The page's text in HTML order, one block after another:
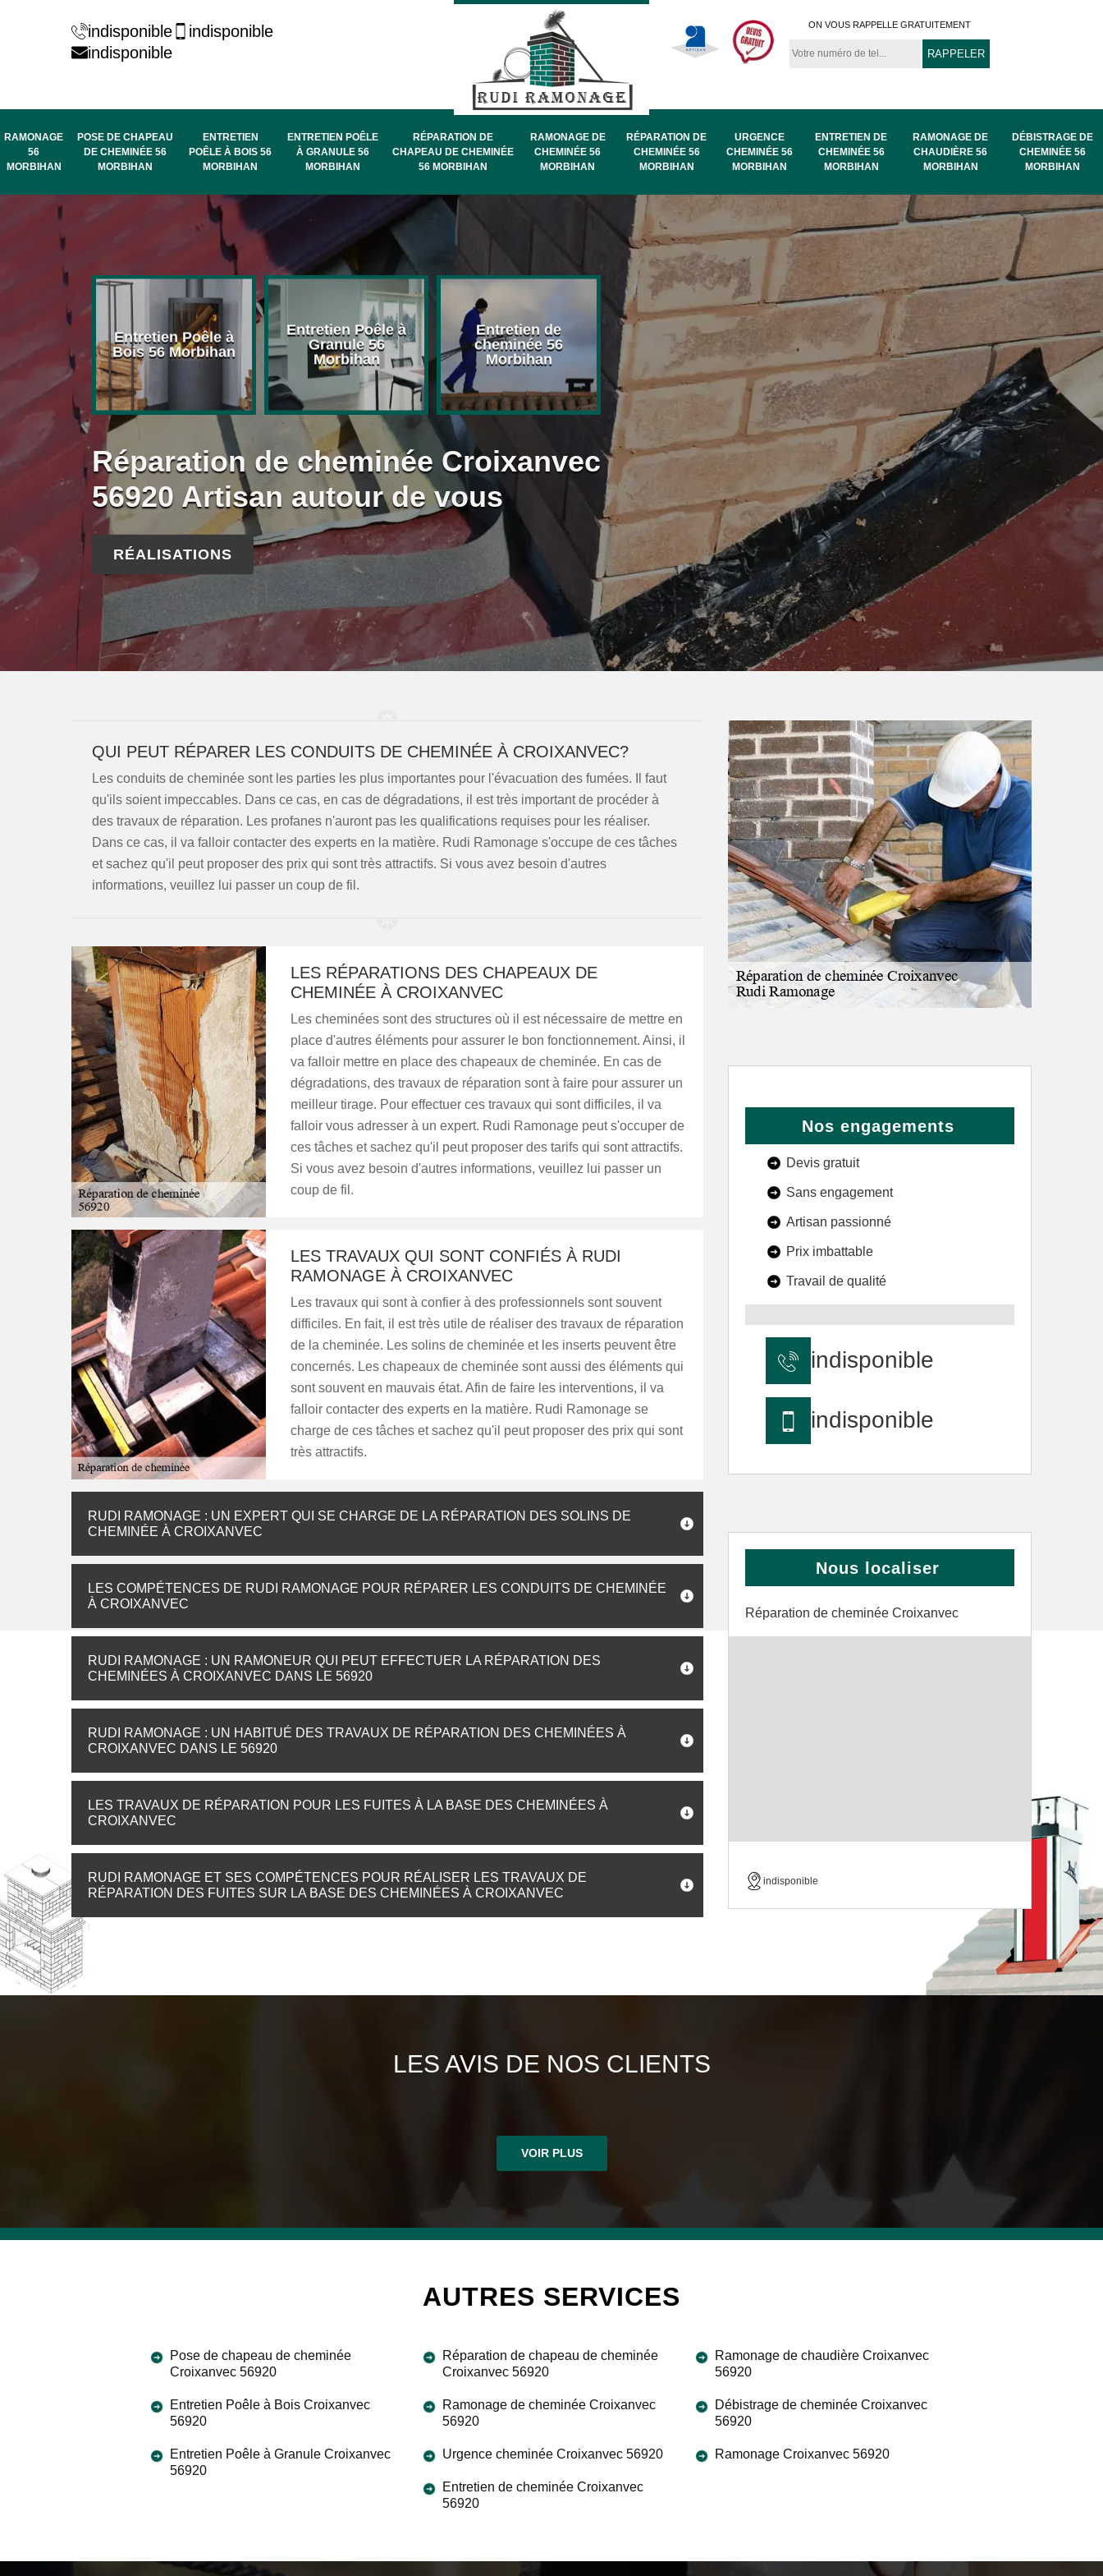
indisponible
indisponible
indisponible
ON VOUS RAPPELLE GRATUITEMENT
RAMONAGE
56
MORBIHAN
POSE DE CHAPEAU
DE CHEMINÉE 56
MORBIHAN
ENTRETIEN
POÊLE À BOIS 56
MORBIHAN
ENTRETIEN POÊLE
À GRANULE 56
MORBIHAN
RÉPARATION DE
CHAPEAU DE CHEMINÉE
56 MORBIHAN
RAMONAGE DE
CHEMINÉE 56
MORBIHAN
RÉPARATION DE
CHEMINÉE 56
MORBIHAN
URGENCE
CHEMINÉE 56
MORBIHAN
ENTRETIEN DE
CHEMINÉE 56
MORBIHAN
RAMONAGE DE
CHAUDIÈRE 56
MORBIHAN
DÉBISTRAGE DE
CHEMINÉE 56
MORBIHAN
Entretien Poêle à
Bois 56 Morbihan
Entretien Poêle à
Granule 56
Morbihan
Entretien de
cheminée 56
Morbihan
Pose de chapeau
de cheminée 56
Morbihan
Ramonage 56
Morbihan
Ramonage de
chaudière 56
Morbihan
Réparation de cheminée Croixanvec
56920 Artisan autour de vous
RÉALISATIONS
QUI PEUT RÉPARER LES CONDUITS DE CHEMINÉE À CROIXANVEC?
Les conduits de cheminée sont les parties les plus importantes pour l'évacuation des fumées. Il faut
qu'ils soient impeccables. Dans ce cas, en cas de dégradations, il est très important de procéder à
des travaux de réparation. Les profanes n'auront pas les qualifications requises pour les réaliser.
Dans ce cas, il va falloir contacter des experts en la matière. Rudi Ramonage s'occupe de ces tâches
et sachez qu'il peut proposer des prix qui sont très attractifs. Si vous avez besoin d'autres
informations, veuillez lui passer un coup de fil.
LES RÉPARATIONS DES CHAPEAUX DE
CHEMINÉE À CROIXANVEC
Les cheminées sont des structures où il est nécessaire de mettre en
place d'autres éléments pour assurer le bon fonctionnement. Ainsi, il
va falloir mettre en place des chapeaux de cheminée. En cas de
dégradations, des travaux de réparation sont à faire pour assurer un
meilleur tirage. Pour effectuer ces travaux qui sont difficiles, il va
falloir vous adresser à un expert. Rudi Ramonage peut s'occuper de
ces tâches et sachez qu'il peut proposer des tarifs qui sont attractifs.
Si vous avez besoin d'autres informations, veuillez lui passer un
coup de fil.
LES TRAVAUX QUI SONT CONFIÉS À RUDI
RAMONAGE À CROIXANVEC
Les travaux qui sont à confier à des professionnels sont souvent
difficiles. En fait, il est très utile de réaliser des travaux de réparation
de la cheminée. Les solins de cheminée et les inserts peuvent être
concernés. Les chapeaux de cheminée sont aussi des éléments qui
sont souvent en mauvais état. Afin de faire les interventions, il va
falloir contacter des experts en la matière. Rudi Ramonage se
charge de ces tâches et sachez qu'il peut proposer des prix qui sont
très attractifs.
RUDI RAMONAGE : UN EXPERT QUI SE CHARGE DE LA RÉPARATION DES SOLINS DE
CHEMINÉE À CROIXANVEC
LES COMPÉTENCES DE RUDI RAMONAGE POUR RÉPARER LES CONDUITS DE CHEMINÉE
À CROIXANVEC
RUDI RAMONAGE : UN RAMONEUR QUI PEUT EFFECTUER LA RÉPARATION DES
CHEMINÉES À CROIXANVEC DANS LE 56920
RUDI RAMONAGE : UN HABITUÉ DES TRAVAUX DE RÉPARATION DES CHEMINÉES À
CROIXANVEC DANS LE 56920
LES TRAVAUX DE RÉPARATION POUR LES FUITES À LA BASE DES CHEMINÉES À
CROIXANVEC
RUDI RAMONAGE ET SES COMPÉTENCES POUR RÉALISER LES TRAVAUX DE
RÉPARATION DES FUITES SUR LA BASE DES CHEMINÉES À CROIXANVEC
Nos engagements
Devis gratuit
Sans engagement
Artisan passionné
Prix imbattable
Travail de qualité
indisponible
indisponible
Nous localiser
Réparation de cheminée Croixanvec
indisponible
LES AVIS DE NOS CLIENTS
VOIR PLUS
AUTRES SERVICES
Pose de chapeau de cheminée
Croixanvec 56920
Entretien Poêle à Bois Croixanvec
56920
Entretien Poêle à Granule Croixanvec
56920
Réparation de chapeau de cheminée
Croixanvec 56920
Ramonage de cheminée Croixanvec
56920
Urgence cheminée Croixanvec 56920
Entretien de cheminée Croixanvec
56920
Ramonage de chaudière Croixanvec
56920
Débistrage de cheminée Croixanvec
56920
Ramonage Croixanvec 56920